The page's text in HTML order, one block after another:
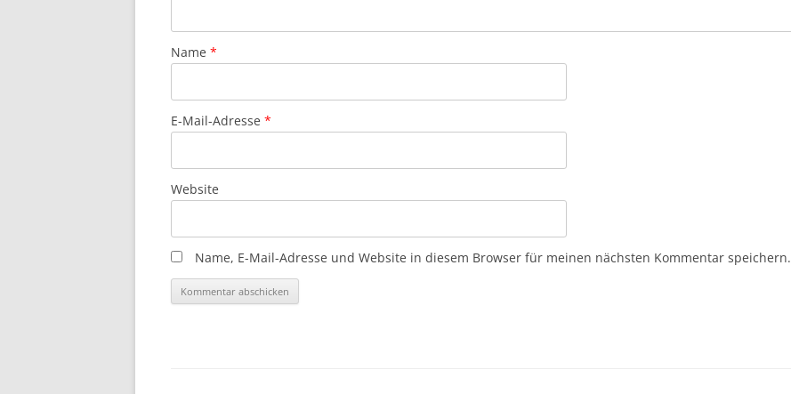
Name *
E-Mail-Adresse *
Website
Name, E-Mail-Adresse und Website in diesem Browser für meinen nächsten Kommentar speichern.